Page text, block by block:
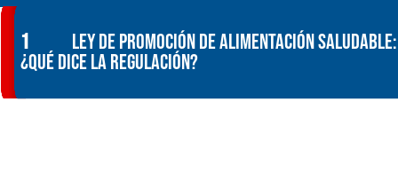
1 Ley de promoción de alimentación saludable:
¿Qué dice la regulación?